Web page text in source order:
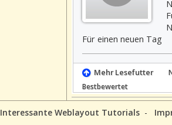
Für einen neuen Tag
Mehr Lesefutter
Bestbewertet
Interessante Weblayout Tutorials -